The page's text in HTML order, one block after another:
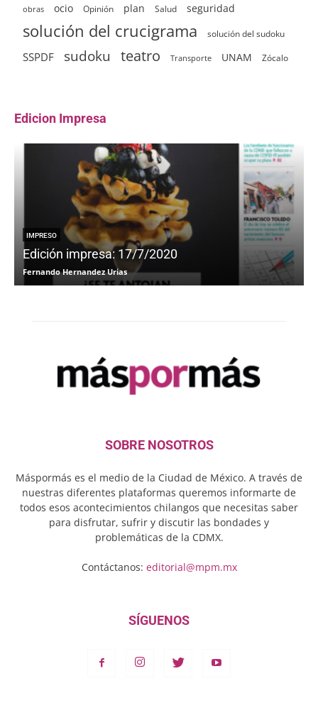
obras ocio Opinión plan Salud seguridad
solución del crucigrama solución del sudoku
SSPDF sudoku teatro Transporte UNAM Zócalo
Edicion Impresa
IMPRESO
Edición impresa: 17/7/2020
Fernando Hernandez Urias
SOBRE NOSOTROS
Máspormás es el medio de la Ciudad de México. A través de
nuestras diferentes plataformas queremos informarte de
todos esos acontecimientos chilangos que necesitas saber
para disfrutar, sufrir y discutir las bondades y
problemáticas de la CDMX.
Contáctanos: editorial@mpm.mx
SÍGUENOS